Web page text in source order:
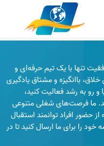
تنها با یک تیم حرفه‌ای و
باانگیزه و مشتاق یادگیری
به رشد فعالیت کنید،
ما فرصت‌های شغلی متنوعی
افراد توانمند استقبال
را برای ما ارسال کنید تا در